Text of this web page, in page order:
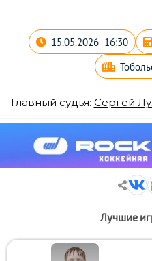
15.05.2026 16:30
Главный судья: Сергей
Лучшие